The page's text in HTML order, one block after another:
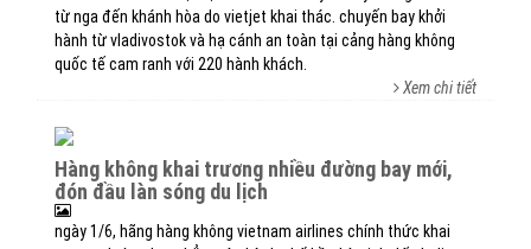
từ nga đến khánh hòa do vietjet khai thác. chuyến bay khởi
hành từ vladivostok và hạ cánh an toàn tại cảng hàng không
quốc tế cam ranh với 220 hành khách.
Xem chi tiết
hàng không khai trương nhiều đường bay mới,
đón đầu làn sóng du lịch
ngày 1/6, hãng hàng không vietnam airlines chính thức khai